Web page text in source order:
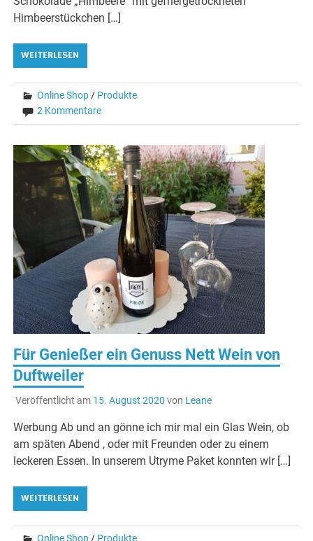
Himbeerstückchen […]
WEITERLESEN
Online Shop / Produkte
2 Kommentare
Für Genießer ein Genuss Nett Wein von
Duftweiler
Veröffentlicht am 15. August 2020 von Leane
Werbung Ab und an gönne ich mir mal ein Glas Wein, ob
am späten Abend , oder mit Freunden oder zu einem
leckeren Essen. In unserem Utryme Paket konnten wir […]
WEITERLESEN
Online Shop / Produkte